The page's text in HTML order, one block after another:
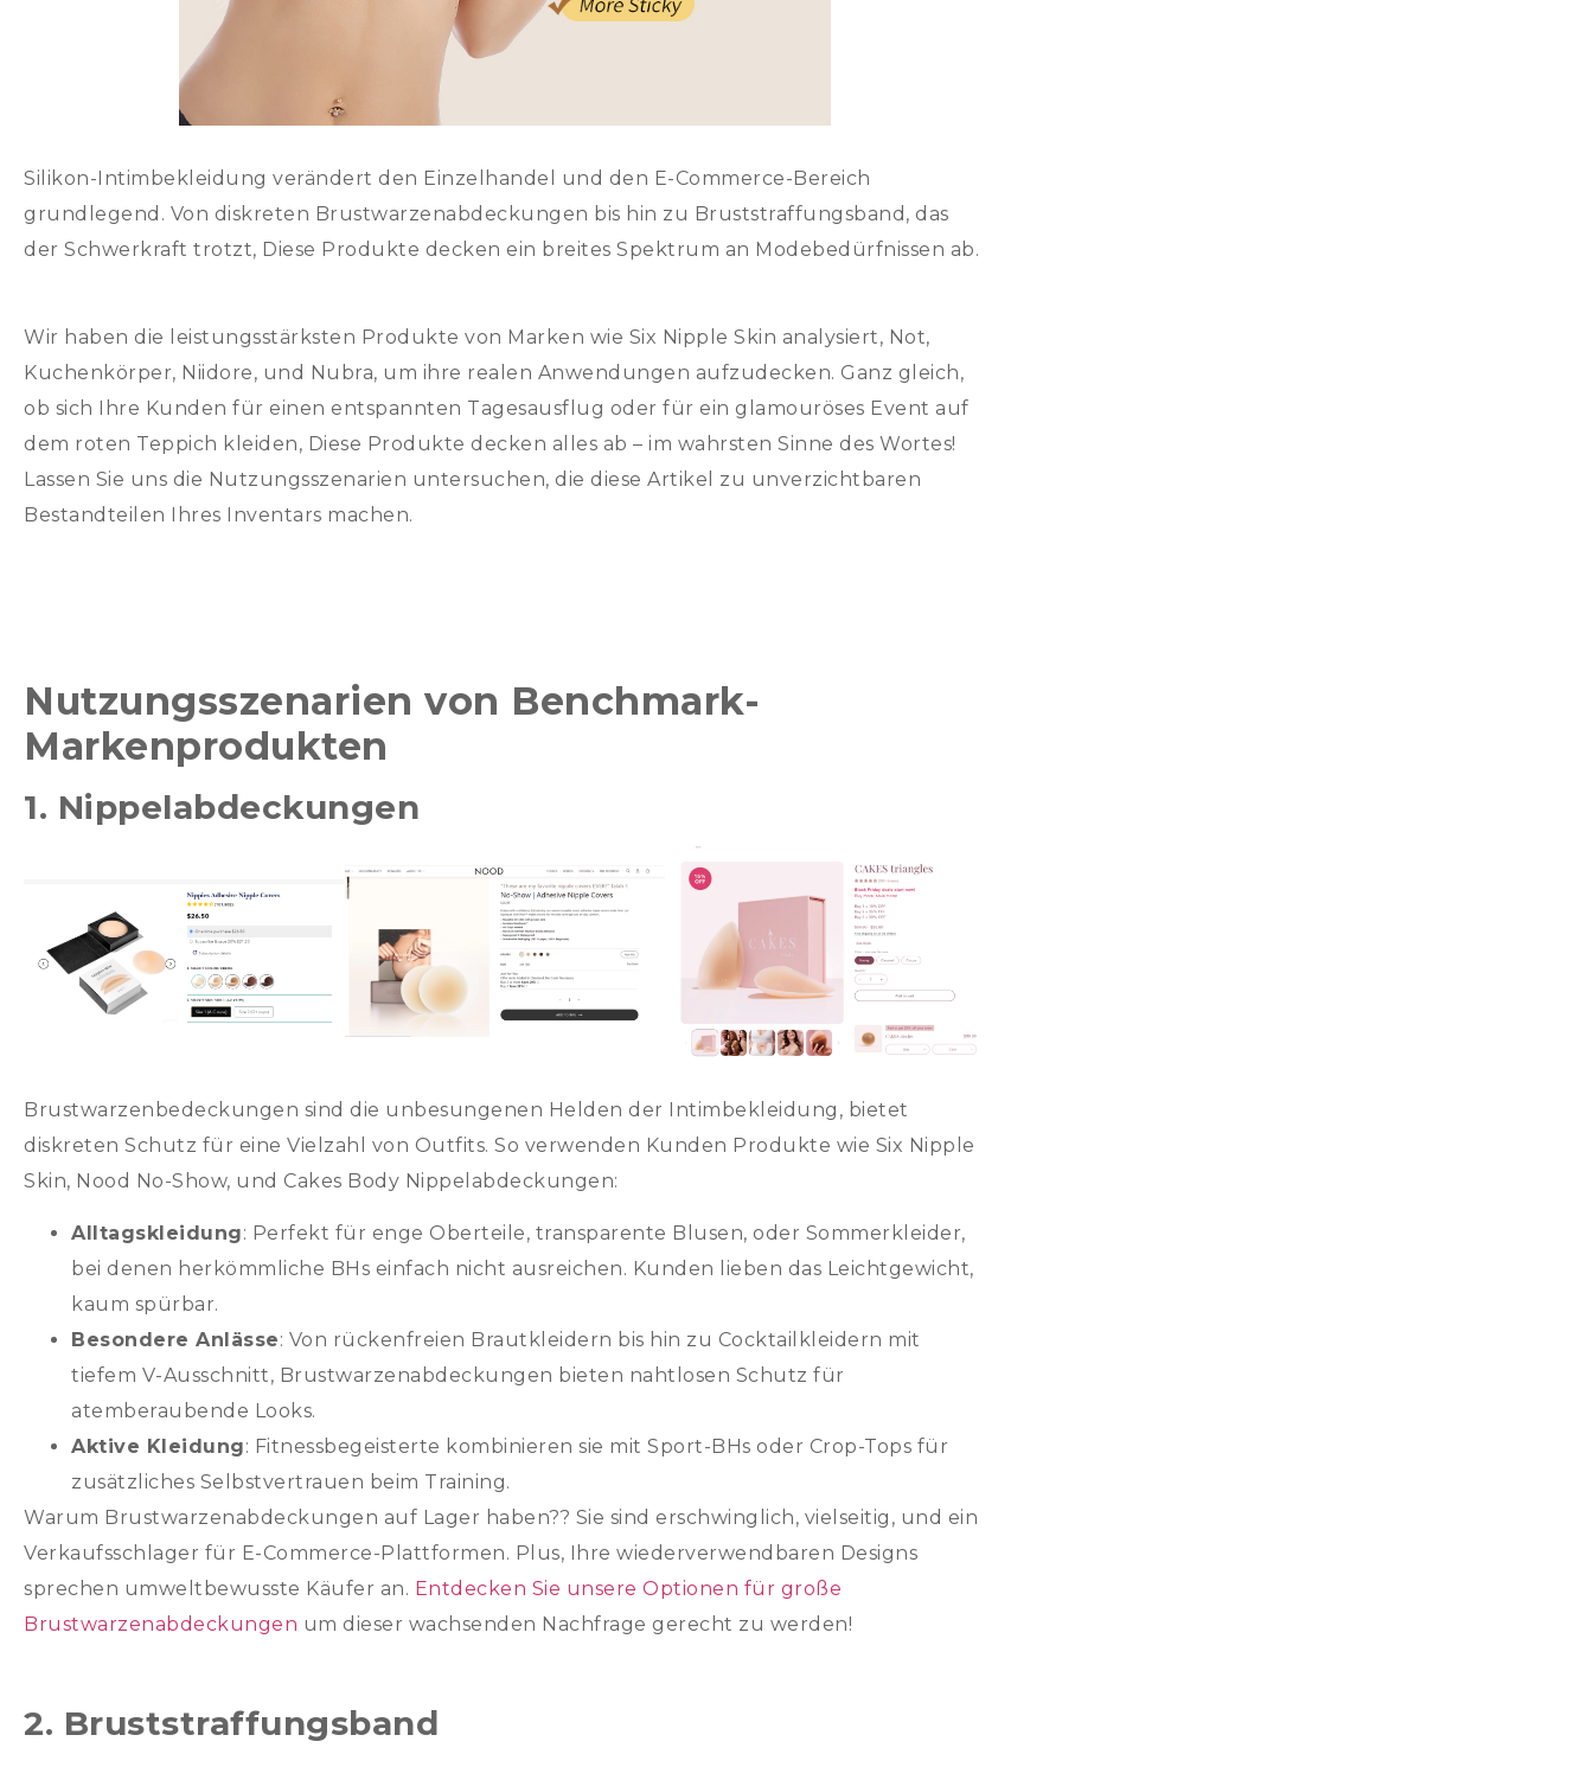
Silikon-Intimbekleidung verändert den Einzelhandel und den E-Commerce-Bereich
grundlegend. Von diskreten Brustwarzenabdeckungen bis hin zu Bruststraffungsband, das
der Schwerkraft trotzt, Diese Produkte decken ein breites Spektrum an Modebedürfnissen ab.
Wir haben die leistungsstärksten Produkte von Marken wie Six Nipple Skin analysiert, Not,
Kuchenkörper, Niidore, und Nubra, um ihre realen Anwendungen aufzudecken. Ganz gleich,
ob sich Ihre Kunden für einen entspannten Tagesausflug oder für ein glamouröses Event auf
dem roten Teppich kleiden, Diese Produkte decken alles ab – im wahrsten Sinne des Wortes!
Lassen Sie uns die Nutzungsszenarien untersuchen, die diese Artikel zu unverzichtbaren
Bestandteilen Ihres Inventars machen.
Nutzungsszenarien von Benchmark-
Markenprodukten
1. Nippelabdeckungen
Brustwarzenbedeckungen sind die unbesungenen Helden der Intimbekleidung, bietet
diskreten Schutz für eine Vielzahl von Outfits. So verwenden Kunden Produkte wie Six Nipple
Skin, Nood No-Show, und Cakes Body Nippelabdeckungen:
Alltagskleidung: Perfekt für enge Oberteile, transparente Blusen, oder Sommerkleider,
bei denen herkömmliche BHs einfach nicht ausreichen. Kunden lieben das Leichtgewicht,
kaum spürbar.
Besondere Anlässe: Von rückenfreien Brautkleidern bis hin zu Cocktailkleidern mit
tiefem V-Ausschnitt, Brustwarzenabdeckungen bieten nahtlosen Schutz für
atemberaubende Looks.
Aktive Kleidung: Fitnessbegeisterte kombinieren sie mit Sport-BHs oder Crop-Tops für
zusätzliches Selbstvertrauen beim Training.
Warum Brustwarzenabdeckungen auf Lager haben?? Sie sind erschwinglich, vielseitig, und ein
Verkaufsschlager für E-Commerce-Plattformen. Plus, Ihre wiederverwendbaren Designs
sprechen umweltbewusste Käufer an. Entdecken Sie unsere Optionen für große
Brustwarzenabdeckungen um dieser wachsenden Nachfrage gerecht zu werden!
2. Bruststraffungsband